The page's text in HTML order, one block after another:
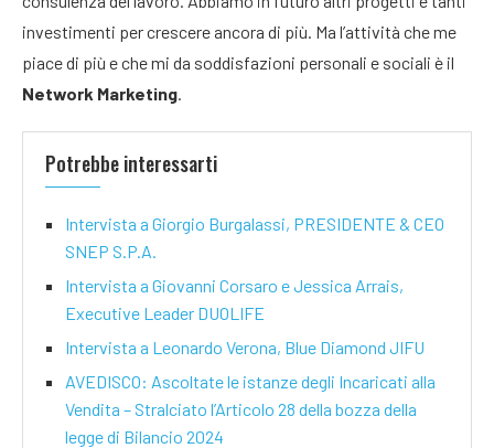
investimenti per crescere ancora di più. Ma l’attività che me
piace di più e che mi da soddisfazioni personali e sociali è il
Network Marketing.
Potrebbe interessarti
Intervista a Giorgio Burgalassi, PRESIDENTE & CEO
SNEP S.P.A.
Intervista a Giovanni Corsaro e Jessica Arrais,
Executive Leader DUOLIFE
Intervista a Leonardo Verona, Blue Diamond JIFU
AVEDISCO: Ascoltate le istanze degli Incaricati alla
Vendita – Stralciato l’Articolo 28 della bozza della
legge di Bilancio 2024